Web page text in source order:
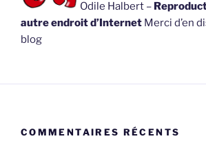
Odile Halbert –
autre endroit d’Internet Merci d’en
blog
COMMENTAIRES RÉCENTS